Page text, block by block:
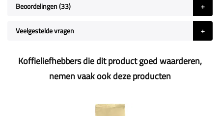
Beoordelingen 33
Veelgestelde vragen
Koffieliefhebbers die dit product goed waarderen,
nemen vaak ook deze producten